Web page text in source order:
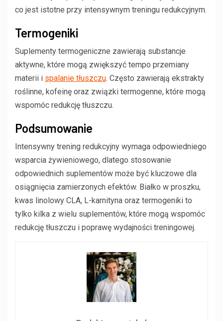
co jest istotne przy intensywnym treningu redukcyjnym.
Termogeniki
Suplementy termogeniczne zawierają substancje
aktywne, które mogą zwiększyć tempo przemiany
materii i spalanie tłuszczu. Często zawierają ekstrakty
roślinne, kofeinę oraz związki termogenne, które mogą
wspomóc redukcję tłuszczu.
Podsumowanie
Intensywny trening redukcyjny wymaga odpowiedniego
wsparcia żywieniowego, dlatego stosowanie
odpowiednich suplementów może być kluczowe dla
osiągnięcia zamierzonych efektów. Białko w proszku,
kwas linolowy CLA, L-karnityna oraz termogeniki to
tylko kilka z wielu suplementów, które mogą wspomóc
redukcję tłuszczu i poprawę wydajności treningowej.